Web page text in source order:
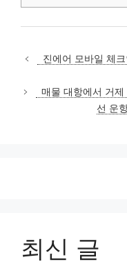
진에어 모바일 체
매물 대항에서 거
선 운
최신 글